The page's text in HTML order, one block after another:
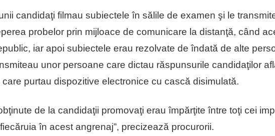
candidaţi filmau subiectele în sălile de examen şi le
probelor prin mijloace de comunicare la distanţă, când
iar apoi subiectele erau rezolvate de îndată de alte
unor persoane care dictau răspunsurile candidaţilor
purtau dispozitive electronice cu cască disimulată.
de la candidaţii promovaţi erau împărţite între toţi cei
în acest angrenaj”, precizează procurorii.